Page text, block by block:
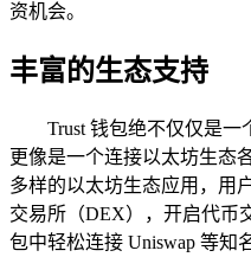
资机会。
丰富的生态支持
Trust 钱包绝不仅仅是
更像是一个连接以太坊生态
多样的以太坊生态应用，用
交易所（DEX），开启代币
包中轻松连接 Uniswap 等知